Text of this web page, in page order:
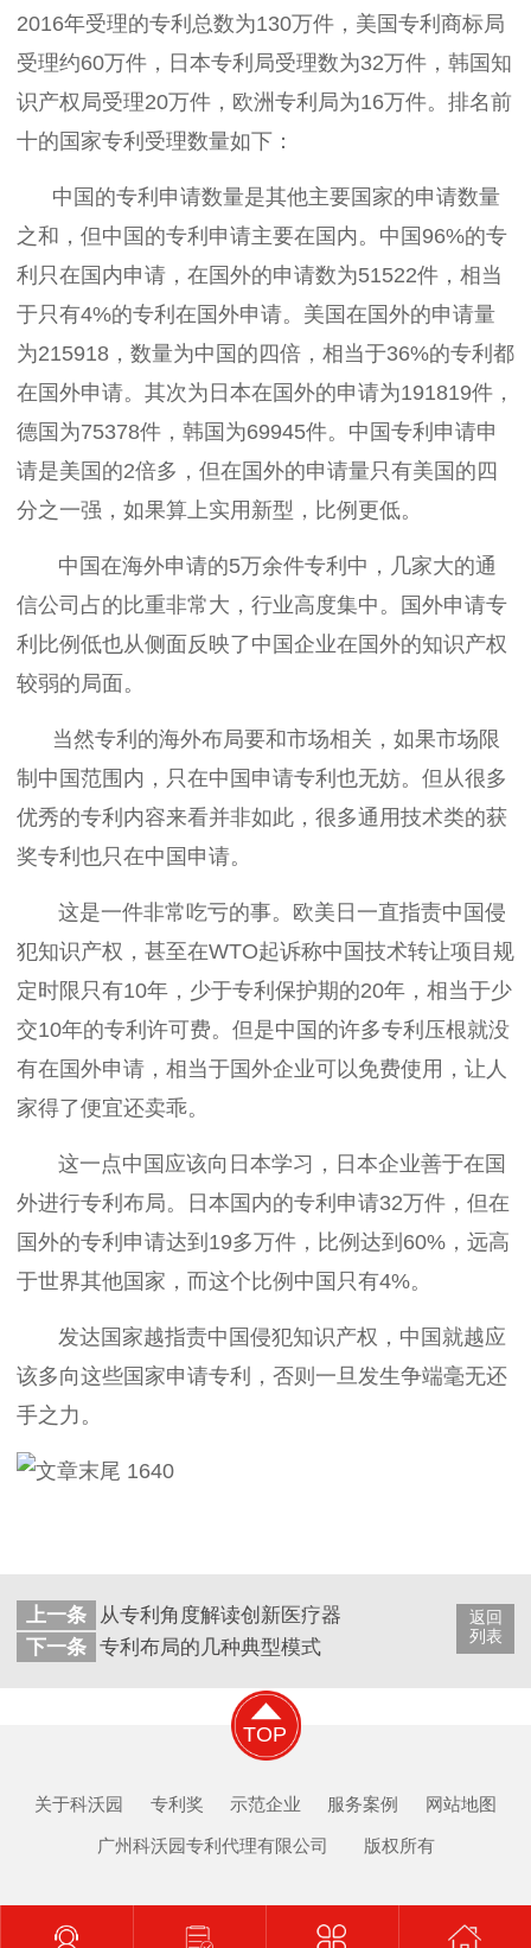
2016年受理的专利总数为130万件，美国专利商标局
受理约60万件，日本专利局受理数为32万件，韩国知
识产权局受理20万件，欧洲专利局为16万件。排名前
十的国家专利受理数量如下：
中国的专利申请数量是其他主要国家的申请数量
之和，但中国的专利申请主要在国内。中国96%的专
利只在国内申请，在国外的申请数为51522件，相当
于只有4%的专利在国外申请。美国在国外的申请量
为215918，数量为中国的四倍，相当于36%的专利都
在国外申请。其次为日本在国外的申请为191819件，
德国为75378件，韩国为69945件。中国专利申请申
请是美国的2倍多，但在国外的申请量只有美国的四
分之一强，如果算上实用新型，比例更低。
中国在海外申请的5万余件专利中，几家大的通
信公司占的比重非常大，行业高度集中。国外申请专
利比例低也从侧面反映了中国企业在国外的知识产权
较弱的局面。
当然专利的海外布局要和市场相关，如果市场限
制中国范围内，只在中国申请专利也无妨。但从很多
优秀的专利内容来看并非如此，很多通用技术类的获
奖专利也只在中国申请。
这是一件非常吃亏的事。欧美日一直指责中国侵
犯知识产权，甚至在WTO起诉称中国技术转让项目规
定时限只有10年，少于专利保护期的20年，相当于少
交10年的专利许可费。但是中国的许多专利压根就没
有在国外申请，相当于国外企业可以免费使用，让人
家得了便宜还卖乖。
这一点中国应该向日本学习，日本企业善于在国
外进行专利布局。日本国内的专利申请32万件，但在
国外的专利申请达到19多万件，比例达到60%，远高
于世界其他国家，而这个比例中国只有4%。
发达国家越指责中国侵犯知识产权，中国就越应
该多向这些国家申请专利，否则一旦发生争端毫无还
手之力。
返回
列表
上一条
从专利角度解读创新医疗器械审批的"快车道"
下一条 专利布局的几种典型模式
TOP
关于科沃园 专利奖 示范企业 服务案例 网站地图
广州科沃园专利代理有限公司 版权所有